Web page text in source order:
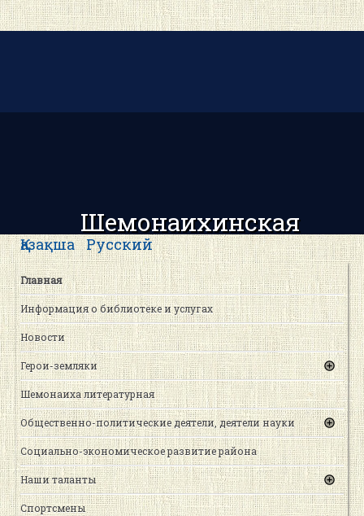
Шемонаихинская
центральная районная
библиотека
Қазақша Русский
Главная
Информация о библиотеке и услугах
Новости
Герои-земляки
Шемонаиха литературная
Общественно-политические деятели, деятели науки
Социально-экономическое развитие района
Наши таланты
Спортсмены